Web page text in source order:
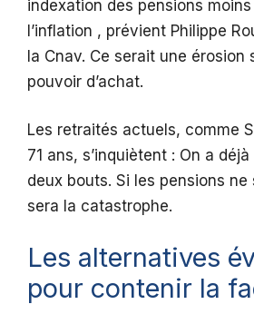
indexation des pensions
l’inflation , prévient Philippe
la Cnav. Ce serait une érosion
pouvoir d’achat.
Les retraités actuels, comme
71 ans, s’inquiètent : On a
deux bouts. Si les pensions
sera la catastrophe.
Les alternatives
pour contenir la